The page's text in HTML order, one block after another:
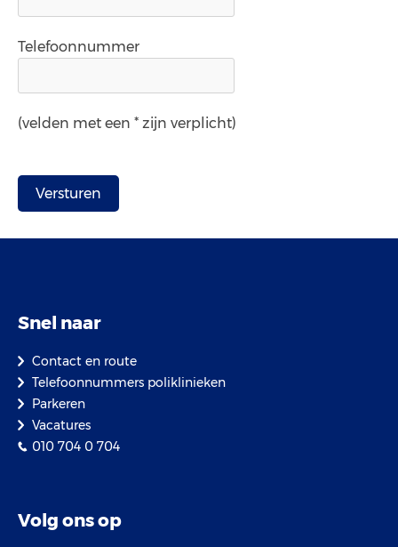
Telefoonnummer
(velden met een * zijn verplicht)
Snel naar
Contact en route
Telefoonnummers poliklinieken
Parkeren
Vacatures
010 704 0 704
Volg ons op